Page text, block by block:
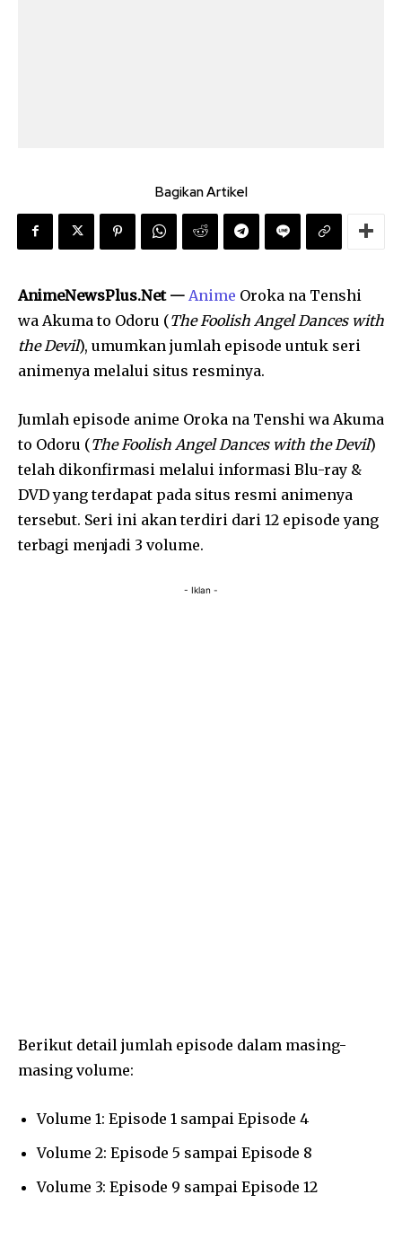
Bagikan Artikel
AnimeNewsPlus.Net — Anime Oroka na Tenshi
wa Akuma to Odoru (The Foolish Angel Dances with
the Devil), umumkan jumlah episode untuk seri
animenya melalui situs resminya.
Jumlah episode anime Oroka na Tenshi wa Akuma
to Odoru (The Foolish Angel Dances with the Devil)
telah dikonfirmasi melalui informasi Blu-ray &
DVD yang terdapat pada situs resmi animenya
tersebut. Seri ini akan terdiri dari 12 episode yang
terbagi menjadi 3 volume.
- Iklan -
Berikut detail jumlah episode dalam masing-
masing volume:
Volume 1: Episode 1 sampai Episode 4
Volume 2: Episode 5 sampai Episode 8
Volume 3: Episode 9 sampai Episode 12